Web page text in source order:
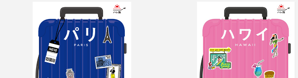
ハレ旅　パリ ハレ旅　ハワイ